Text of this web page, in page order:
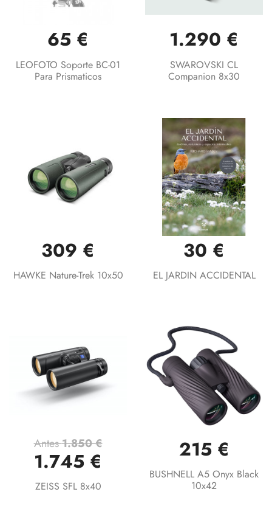
65 €
LEOFOTO Soporte BC-01
Para Prismaticos
1.290 €
SWAROVSKI CL
Companion 8x30
309 €
HAWKE Nature-Trek 10x50
30 €
EL JARDIN ACCIDENTAL
Antes1.850 €
1.745 €
ZEISS SFL 8x40
215 €
BUSHNELL A5 Onyx Black
10x42